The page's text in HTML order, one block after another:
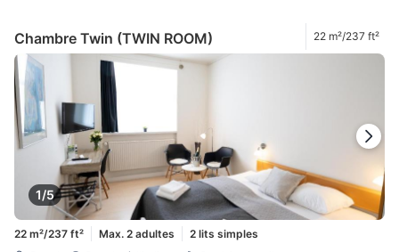
Chambre Twin (TWIN ROOM) 22 m²/237 ft²
1/5
22 m²/237 ft² Max. 2 adultes
2 lits simples